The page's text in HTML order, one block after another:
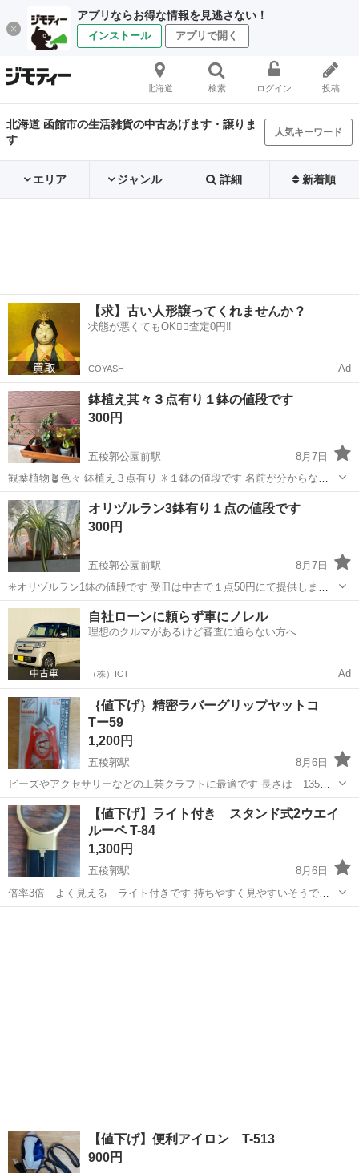
アプリならお得な情報を見逃さない！
インストール アプリで開く
北海道 検索 ログイン 投稿
北海道 函館市の生活雑貨の中古あげます・譲りま
す
人気キーワード
エリア ジャンル 詳細 新着順
【求】古い人形譲ってくれませんか？
状態が悪くてもOK🙆‍♀️査定0円‼️
COYASH Ad
鉢植え其々３点有り１鉢の値段です
300円
五稜郭公園前駅
8月7日
観葉植物🪴色々 鉢植え３点有り ✳️１鉢の値段です 名前が分からない
為？ 陶器入れ 受皿は１点50円にて中古品で提供 早い引取り優先
北海道 函館市 五稜郭公園前駅 家庭用品 鉢植え
オリヅルラン3鉢有り１点の値段です
300円
五稜郭公園前駅
8月7日
✳️オリヅルラン1鉢の値段です 受皿は中古で１点50円にて提供します 3
鉢まで プラスチック2鉢と陶器が1鉢 折り鶴蘭は24時間で空気中の化
学物質ホルムアルデヒドを95%除去できることが分かりました。 ファ
イトレメディエー...
北海道 函館市 五稜郭公園前駅 家庭用品
自社ローンに頼らず車にノレル
理想のクルマがあるけど審査に通らない方へ
（株）ICT Ad
｛値下げ｝精密ラバーグリップヤットコ
Tー59
1,200円
五稜郭駅
8月6日
ビーズやアクセサリーなどの工芸クラフトに最適です 長さは 135MM
です 錆びに強いステンレス 滑りにくく手に優しい 柔軟な円形開閉ス
プリングになっているようです。 新品未使用品です 写真参照お願いし
ます。 対応...
北海道 函館市 五稜郭駅 その他
【値下げ】ライト付き スタンド式2ウエイ
ルーペ T-84
1,300円
五稜郭駅
8月6日
倍率3倍 よく見える ライト付きです 持ちやすく見やすいそうです
スタンドになるから簡単・便利だそうです ライト付きだから、しっか
【値下げ】便利アイロン T-513
900円